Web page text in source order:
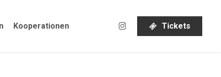
Kooperationen instagram Tickets